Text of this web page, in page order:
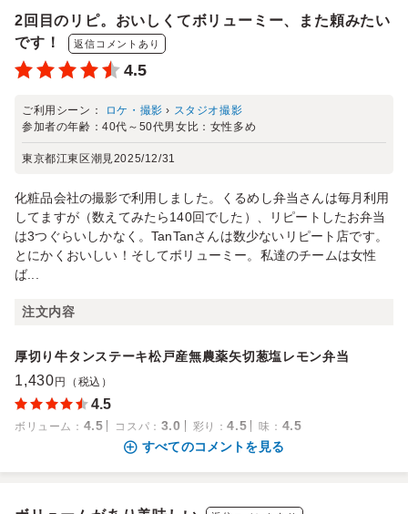
2回目のリピ。おいしくてボリューミー、また頼みたい
です！
返信コメントあり
4.5
ご利用シーン： ロケ・撮影 › スタジオ撮影
参加者の年齢：40代～50代男女比： 女性多め
東京都江東区潮見2025/12/31
化粧品会社の撮影で利用しました。くるめし弁当さんは毎月利用
してますが（数えてみたら140回でした）、リピートしたお弁当
は3つぐらいしかなく。TanTanさんは数少ないリピート店です。
とにかくおいしい！そしてボリューミー。私達のチームは女性
ば...
注文内容
厚切り牛タンステーキ松戸産無農薬矢切葱塩レモン弁当
1,430 円（税込）
4.5
ボリューム ： 4.5 コスパ ： 3.0 彩り ：4.5 味 ： 4.5
すべてのコメントを見る